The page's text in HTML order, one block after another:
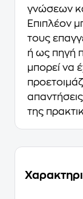
γνώσεων
Επιπλέον
τους
ή ως πηγή
μπορεί να
της